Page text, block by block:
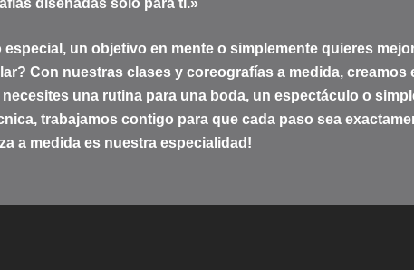
diseñadas solo para ti.»
especial, un objetivo en mente o simplemente quieres
Con nuestras clases y coreografías a medida, creamos
necesites una rutina para una boda, un espectáculo o
trabajamos contigo para que cada paso sea
a medida es nuestra especialidad!